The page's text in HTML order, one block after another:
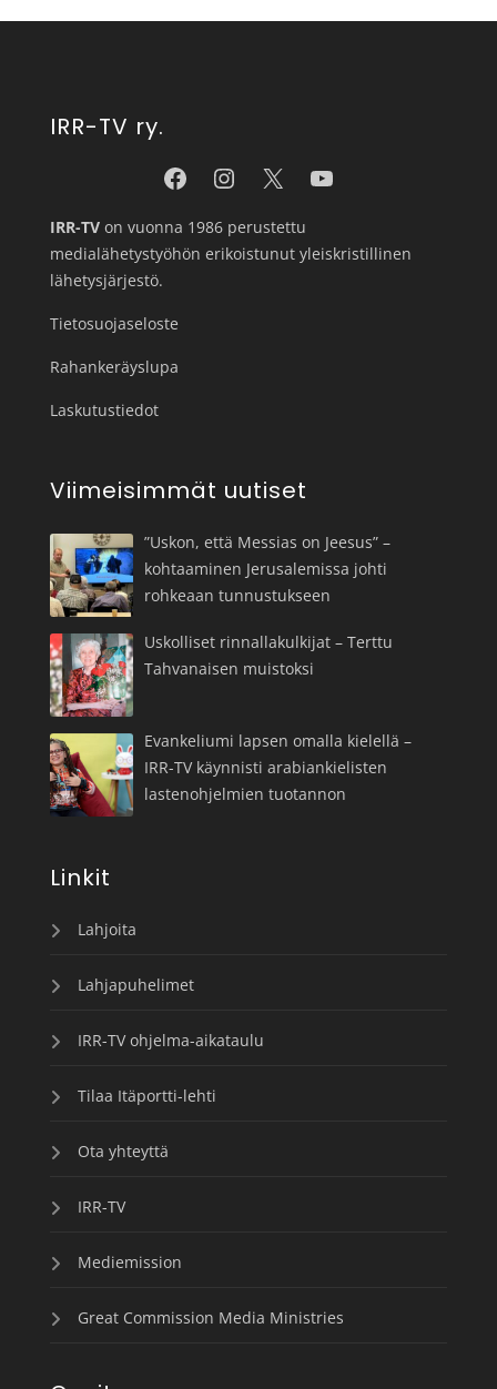
IRR-TV ry.
IRR-TVon vuonna 1986 perustettu
medialähetystyöhön erikoistunut yleiskristillinen
lähetysjärjestö.
Tietosuojaseloste
Rahankeräyslupa
Laskutustiedot
Viimeisimmät uutiset
”Uskon, että Messias on Jeesus” –
kohtaaminen Jerusalemissa johti
rohkeaan tunnustukseen
Uskolliset rinnallakulkijat – Terttu
Tahvanaisen muistoksi
Evankeliumi lapsen omalla kielellä –
IRR-TV käynnisti arabiankielisten
lastenohjelmien tuotannon
Linkit
Lahjoita
Lahjapuhelimet
IRR-TV ohjelma-aikataulu
Tilaa Itäportti-lehti
Ota yhteyttä
IRR-TV
Mediemission
Great Commission Media Ministries